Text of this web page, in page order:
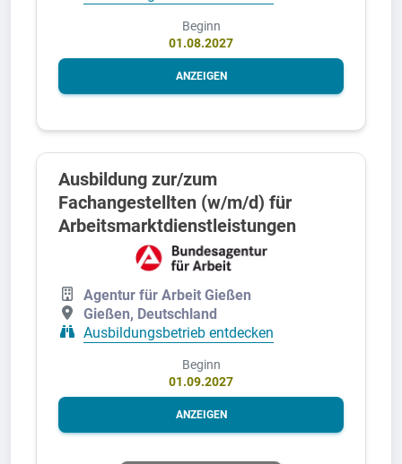
Beginn
01.08.2027
ANZEIGEN
Ausbildung zur/zum
Fachangestellten (w/m/d) für
Arbeitsmarktdienstleistungen
Agentur für Arbeit Gießen
Gießen, Deutschland
Ausbildungsbetrieb entdecken
Beginn
01.09.2027
ANZEIGEN